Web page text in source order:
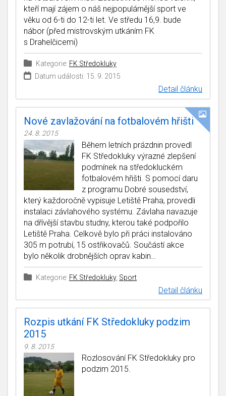
kteří mají zájem o náš nejpopulárnější sport ve
věku od 6-ti do 12-ti let. Ve středu 16,9. bude
nábor (před mistrovským utkáním FK
s Drahelčicemi)
Kategorie: FK Středokluky
Datum události: 15. 9. 2015
Detail článku
Nové zavlažování na fotbalovém hřišti
24. 8. 2015
Během letních prázdnin provedl
FK Středokluky výrazné zlepšení
podmínek na středokluckém
fotbalovém hřišti. S pomocí daru
z programu Dobré sousedství,
který každoročně vypisuje Letiště Praha, provedli
instalaci závlahového systému. Závlaha navazuje
na dřívější stavbu studny, kterou také podpořilo
Letiště Praha. Celkově bylo při práci instalováno
305 m potrubí, 15 ostřikovačů. Součástí akce
bylo několik drobnějších oprav kabin…
Kategorie: FK Středokluky, Sport
Detail článku
Rozpis utkání FK Středokluky podzim
2015
9. 8. 2015
Rozlosování FK Středokluky pro
podzim 2015.